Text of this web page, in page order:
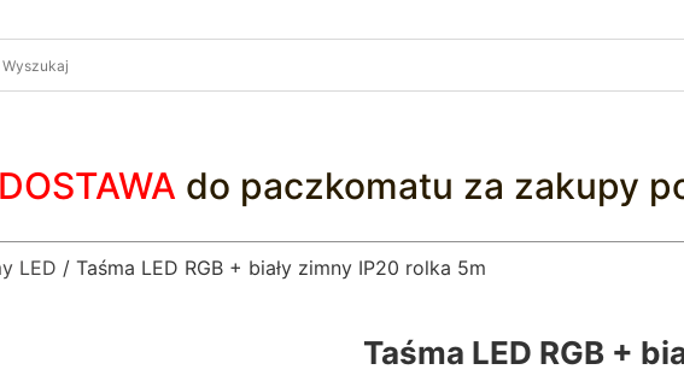
do paczkomatu za zakupy
LED / Taśma LED RGB + biały zimny IP20 rolka 5m
Taśma LED RGB +